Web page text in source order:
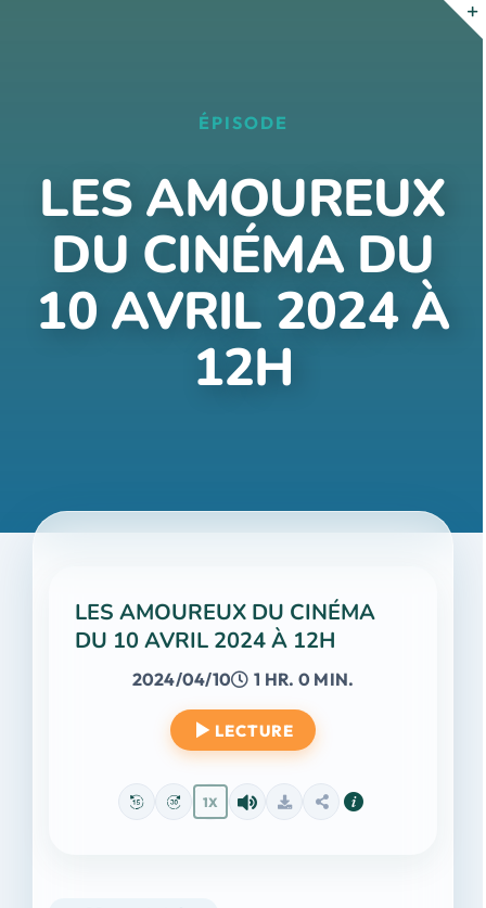
ÉPISODE
LES AMOUREUX
DU CINÉMA DU
10 AVRIL 2024 À
12H
LES AMOUREUX DU CINÉMA
DU 10 AVRIL 2024 À 12H
2024/04/10 1 HR. 0 MIN.
LECTURE
1X